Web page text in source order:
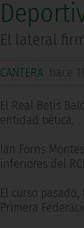
El lateral
CANTERA hace
El Real Betis
entidad bética.
Ian Forns
inferiores del
El curso
Primera